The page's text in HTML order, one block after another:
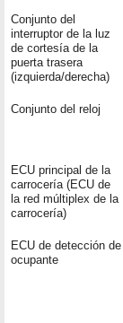
Conjunto del
interruptor de la luz
de cortesía de la
puerta trasera
(izquierda/derecha)
Conjunto del reloj
ECU principal de la
carrocería (ECU de
la red múltiplex de la
carrocería)
ECU de detección de
ocupante